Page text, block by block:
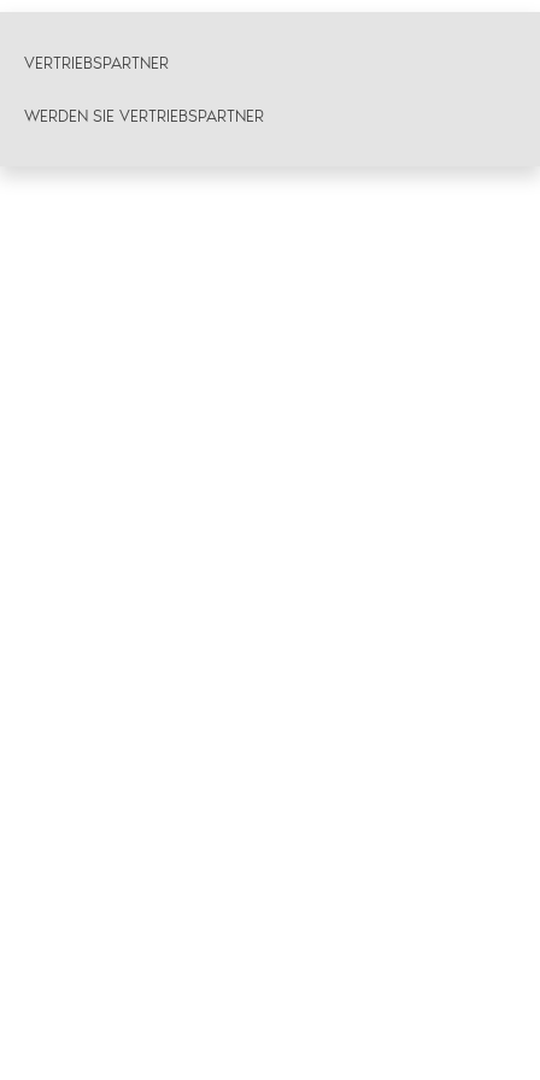
VERTRIEBSPARTNER
WERDEN SIE VERTRIEBSPARTNER